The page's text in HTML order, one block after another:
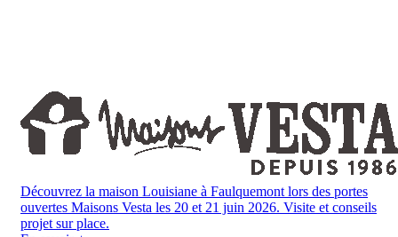
Découvrez la maison Louisiane à Faulquemont lors des portes
ouvertes Maisons Vesta les 20 et 21 juin 2026. Visite et conseils
projet sur place.